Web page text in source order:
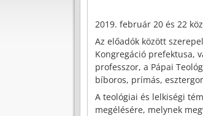
2019. február 20 és 22
Az előadók között szerepel
Kongregáció prefektusa,
professzor, a Pápai
bíboros, prímás,
A teológiai és lelkiségi
megélésére, melynek